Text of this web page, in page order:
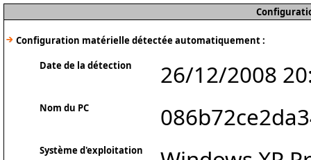
Configuration matérielle détectée automatiquement :
Date de la détection
26/12/2008
Nom du PC
Système d'exploitation